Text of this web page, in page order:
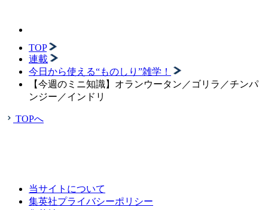
TOP
連載
今日から使える“ものしり”雑学！
【今週のミニ知識】オランウータン／ゴリラ／チンパ
ンジー／インドリ
TOPへ
当サイトについて
集英社プライバシーポリシー